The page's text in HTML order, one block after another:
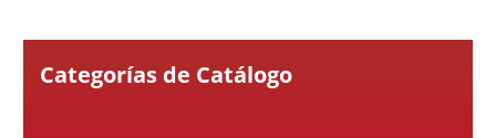
Categorías de Catálogo